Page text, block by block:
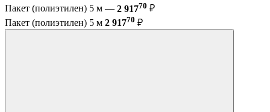
Пакет (полиэтилен) 5 м — 2 91770 ₽
Пакет (полиэтилен) 5 м 2 91770 ₽